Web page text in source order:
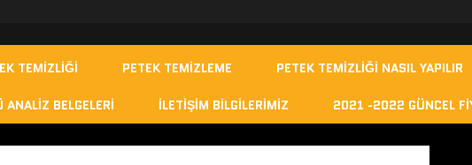
TEMIZLIĞI PETEK TEMIZLEME PETEK TEMIZLIĞI NASIL YAPILIR
BELGELERI İLETIŞIM BILGILERIMIZ 2021 -2022 GÜNCEL